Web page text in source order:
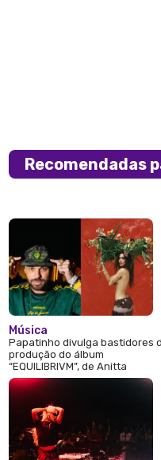
Recomendadas
Música
Papatinho divulga bastidores
produção do álbum
“EQUILIBRIVM”, de Anitta